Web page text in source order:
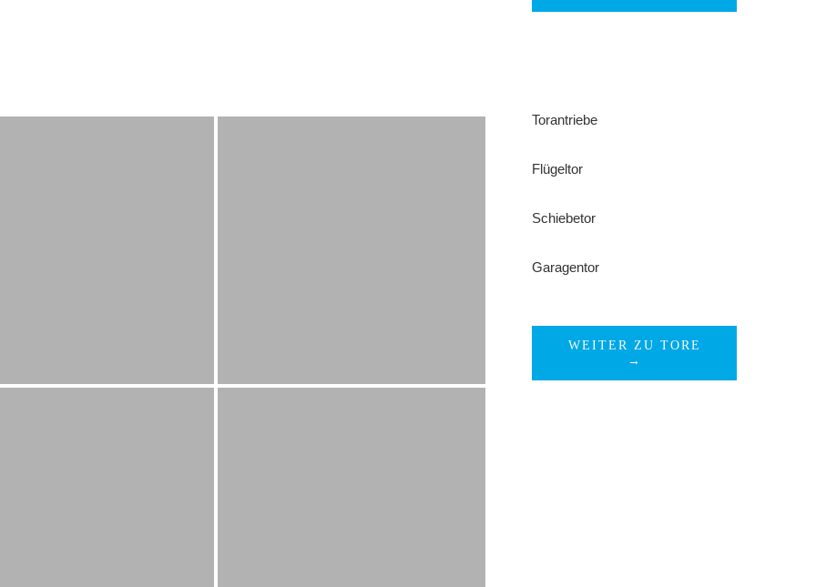
Torantriebe
Flügeltor
Schiebetor
Garagentor
WEITER ZU TORE
→